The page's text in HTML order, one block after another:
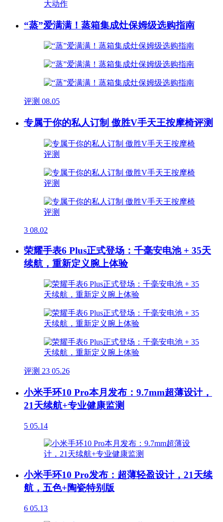
“蒸”爱满满！蒸箱集成灶保姆级选购指南
评测 08.05
专属于你的私人订制 傲胜V手天王按摩椅评测
3 08.02
荣耀手表6 Plus正式登场：千毫安电池 + 35天
续航，重新定义腕上体验
评测 23 05.26
小米手环10 Pro本月发布：9.7mm超薄设计，
21天续航+专业健康监测
5 05.14
小米手环10 Pro发布：超薄轻盈设计，21天续
航，五色+陶瓷特别版
6 05.13